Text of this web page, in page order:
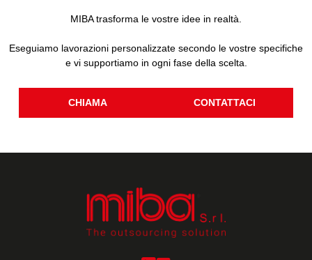
MIBA trasforma le vostre idee in realtà.
Eseguiamo lavorazioni personalizzate secondo le vostre specifiche
e vi supportiamo in ogni fase della scelta.
CHIAMA CONTATTACI